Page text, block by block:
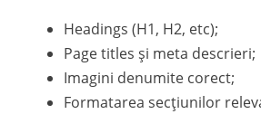
Headings (H1, H2, etc);
Page titles și meta descrieri;
Imagini denumite corect;
Formatarea secțiunilor